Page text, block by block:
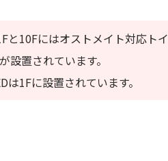
と10Fにはオストメイト対応トイ
設置されています。
は1Fに設置されています。